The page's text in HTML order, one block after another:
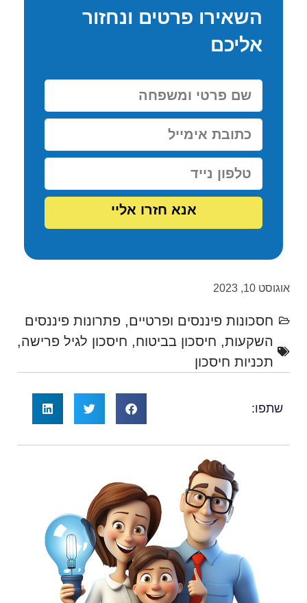
השאירו פרטים ונחזור
אליכם
אנא חזרו אליי
אוגוסט 10, 2023
חסכונות פיננסים ופרטיים, פתרונות פיננסים
השקעות, חיסכון בביטוח, חיסכון לגיל פרישה,
תכניות חיסכון
שתפו: